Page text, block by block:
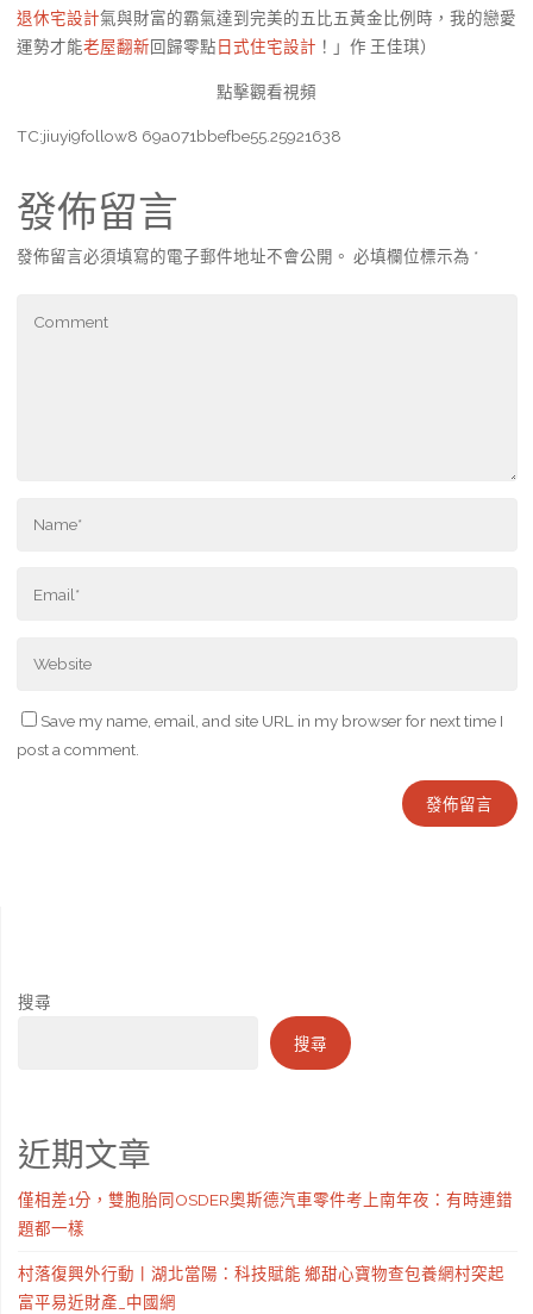
退休宅設計氣與財富的霸氣達到完美的五比五黃金比例時，我的戀愛
運勢才能老屋翻新回歸零點 日式住宅設計 ！」作 王佳琪）
點擊觀看視頻
TC:jiuyi9follow8 69a071bbefbe55.25921638
發佈留言
發佈留言必須填寫的電子郵件地址不會公開。 必填欄位標示為 *
Save my name, email, and site URL in my browser for next time I
post a comment.
搜尋
搜尋
近期文章
僅相差1分，雙胞胎同OSDER奧斯德汽車零件考上南年夜：有時連錯
題都一樣
村落復興外行動丨湖北當陽：科技賦能 鄉甜心寶物查包養網村突起
富平易近財產_中國網